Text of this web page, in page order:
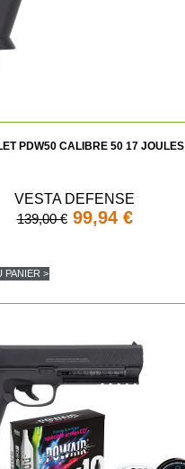
PDW50 CALIBRE 50 17 JOULES
VESTA DEFENSE
139,00 € 99,94 €
PANIER >